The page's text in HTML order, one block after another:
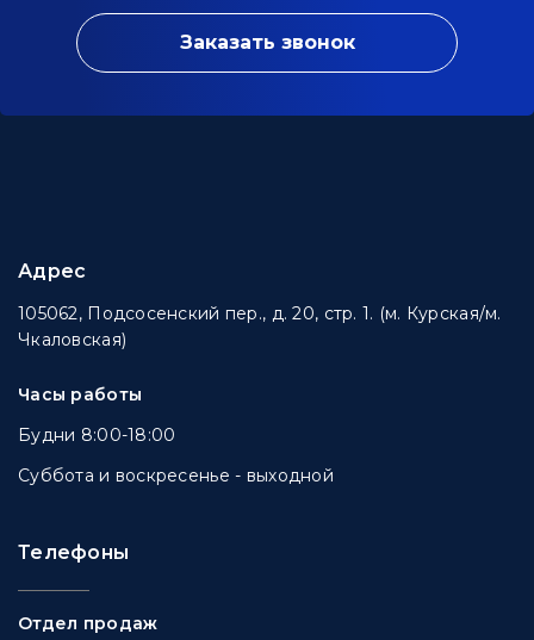
Заказать звонок
Адрес
105062, Подсосенский пер., д. 20, стр. 1. (м. Курская/м.
Чкаловская)
Часы работы
Будни 8:00-18:00
Суббота и воскресенье - выходной
Телефоны
Отдел продаж